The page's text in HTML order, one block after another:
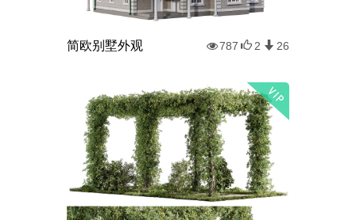
简欧别墅外观 787 2 26